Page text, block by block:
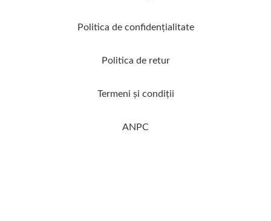
Politica de confidenţialitate
Politica de retur
Termeni şi condiţii
ANPC